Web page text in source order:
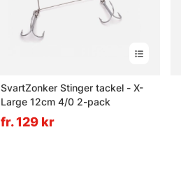
SvartZonker Stinger tackel - X-
Large 12cm 4/0 2-pack
fr. 129 kr